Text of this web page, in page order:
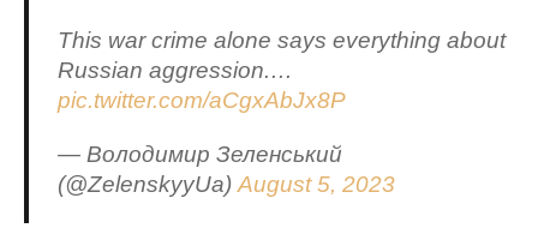
This war crime alone says everything about
Russian aggression.…
pic.twitter.com/aCgxAbJx8P
— Володимир Зеленський
(@ZelenskyyUa) August 5, 2023